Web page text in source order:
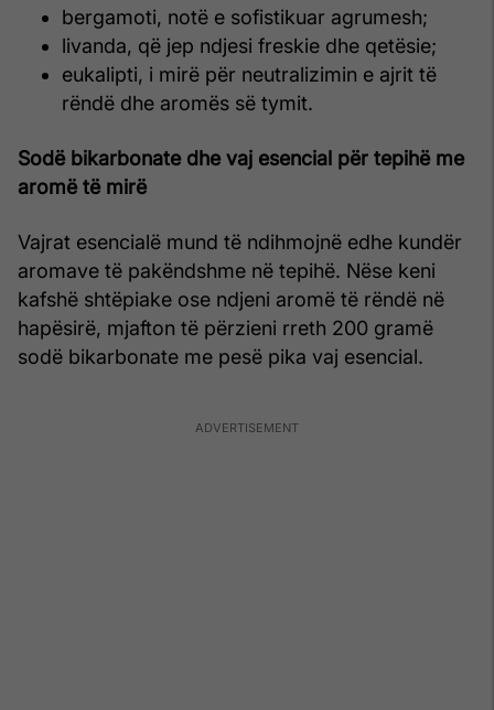
bergamoti, notë e sofistikuar agrumesh;
livanda, që jep ndjesi freskie dhe qetësie;
eukalipti, i mirë për neutralizimin e ajrit të
rëndë dhe aromës së tymit.
Sodë bikarbonate dhe vaj esencial për tepihë me
aromë të mirë
Vajrat esencialë mund të ndihmojnë edhe kundër
aromave të pakëndshme në tepihë. Nëse keni
kafshë shtëpiake ose ndjeni aromë të rëndë në
hapësirë, mjafton të përzieni rreth 200 gramë
sodë bikarbonate me pesë pika vaj esencial.